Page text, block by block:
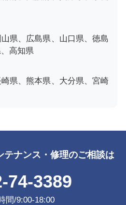
県、広島県、山口県、徳島
高知県
県、熊本県、大分県、宮崎
テナンス・修理のご相談は
74-3389
間/9:00-18:00